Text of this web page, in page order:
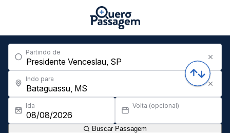
Partindo de
Indo para
Ida Volta (opcional)
Buscar Passagem